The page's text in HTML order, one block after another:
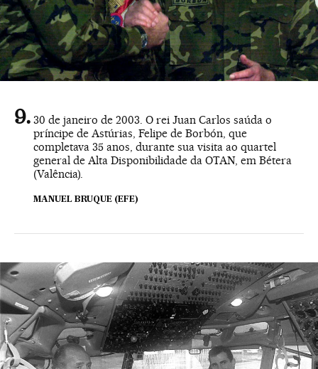
30 de janeiro de 2003. O rei Juan Carlos saúda o
príncipe de Astúrias, Felipe de Borbón, que
completava 35 anos, durante sua visita ao quartel
general de Alta Disponibilidade da OTAN, em Bétera
(Valência).
MANUEL BRUQUE (EFE)